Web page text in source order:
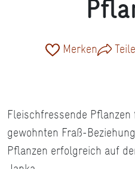
Merken
Fleischfressende
gewohnten Fraß-
Pflanzen erfolgreich auf